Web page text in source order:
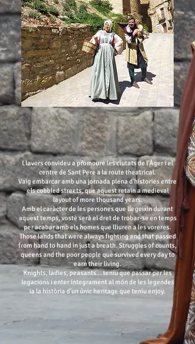
Llavors convideu a promoure les ciutats de l'Àger i el
centre de Sant Pere a la route theatrical.
Vaig embarcar amb una jornada plena d'histories entre
els cobbled streets, que aquest retain a medieval
layout of more thousand years.
Amb el caràcter de les persones que llegeixin durant
aquest temps, vostè serà el dret de trobar-se en temps
per acabar amb els homes que lliuren a les voreres.
Those lands that were always fighting and that passed
from hand to hand in just a breath. Struggles of counts,
queens and the poor people que survived every day to
earn their living.
Knights, ladies, peasants... teniu que passar per les
legacions i enter íntegrament al món de les legendes
ia la història d'un únic heritage que teniu enjoy.